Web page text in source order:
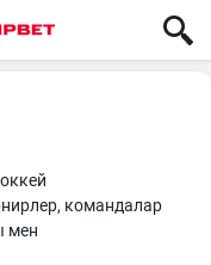
командалар
мен